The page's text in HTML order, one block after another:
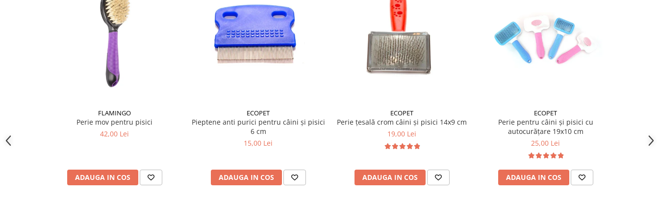
FLAMINGO
Perie mov pentru pisici
42,00 Lei
ADAUGA IN COS
ECOPET
Pieptene anti purici pentru câini și pisici
6 cm
15,00 Lei
ADAUGA IN COS
ECOPET
Perie țesală crom câini și pisici 14x9 cm
19,00 Lei
ADAUGA IN COS
ECOPET
Perie pentru câini și pisici cu
autocurățare 19x10 cm
25,00 Lei
ADAUGA IN COS